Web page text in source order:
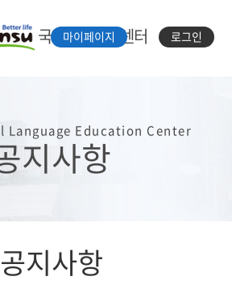
국제언어체험센터
마이페이지 로그인
Language Education Center
지사항
공지사항